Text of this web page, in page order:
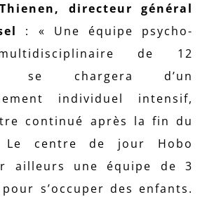
directeur général
: « Une équipe psycho-
de 12
se chargera d’un
individuel intensif,
continué après la fin du
Le centre de jour Hobo
ailleurs une équipe de 3
s’occuper des enfants.